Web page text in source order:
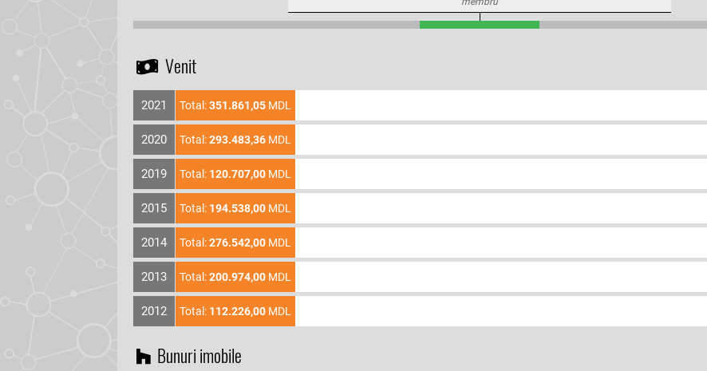
Venit
2021 Total:351.861,05 MDL
2020 Total:293.483,36 MDL
2019 Total: 120.707,00 MDL
2015 Total: 194.538,00 MDL
2014 Total:276.542,00 MDL
2013 Total:200.974,00 MDL
2012 Total: 112.226,00 MDL
Bunuri imobile